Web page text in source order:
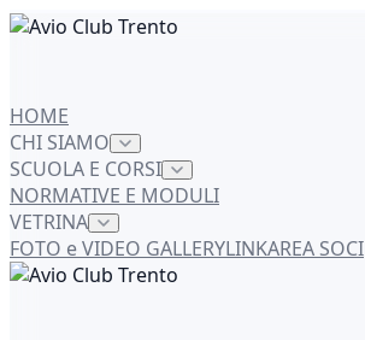
HOME
CHI SIAMO
SCUOLA E CORSI
NORMATIVE E MODULI
VETRINA
FOTO e VIDEO GALLERYLINKAREA SOCI